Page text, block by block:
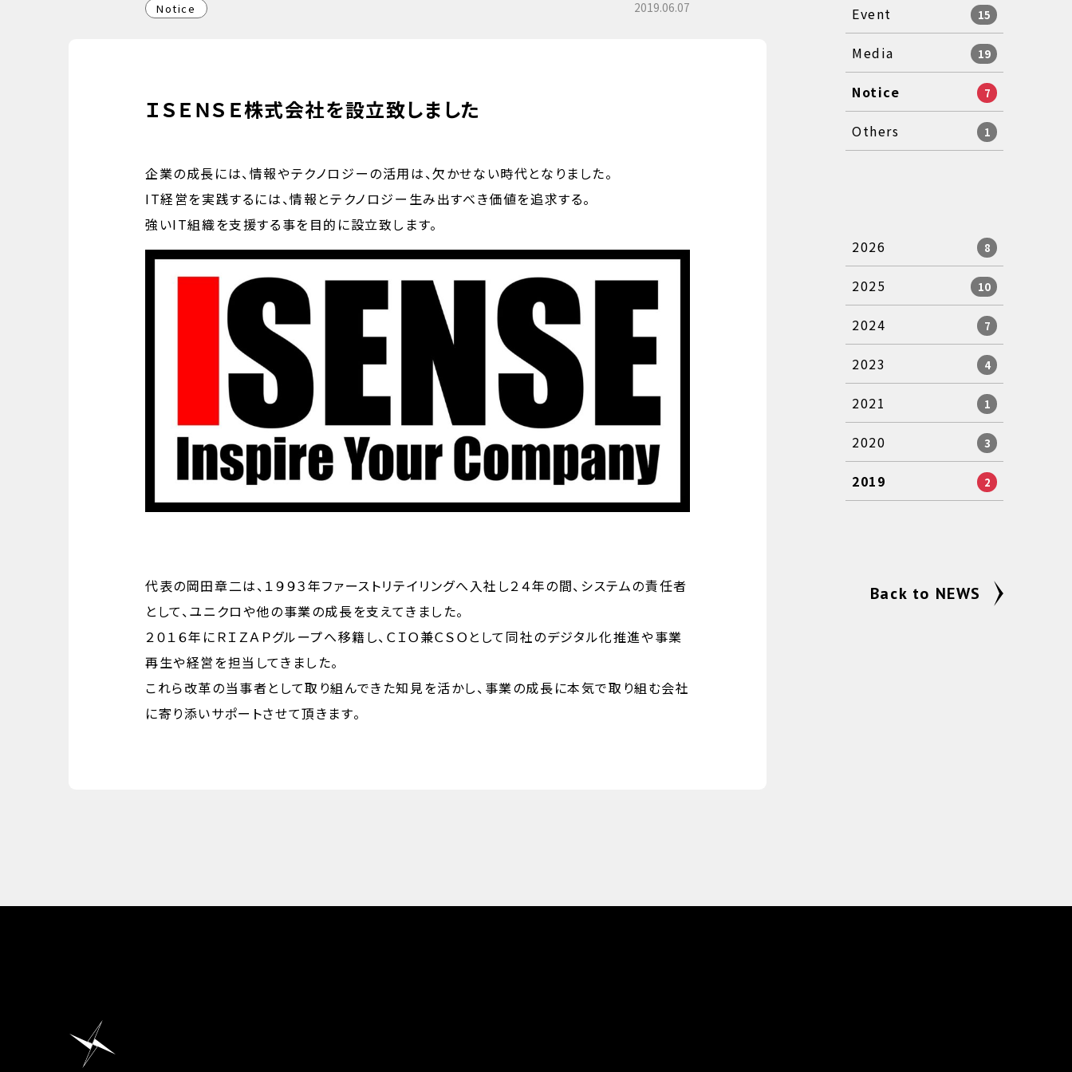
Notice 2019.06.07
ＩＳＥＮＳＥ株式会社を設立致しました
企業の成長には、情報やテクノロジーの活用は、欠かせない時代となりました。
IT経営を実践するには、情報とテクノロジー生み出すべき価値を追求する。
強いIT組織を支援する事を目的に設立致します。
代表の岡田章二は、１９９３年ファーストリテイリングへ入社し２４年の間、システムの責任者
として、ユニクロや他の事業の成長を支えてきました。
２０１６年にＲＩＺＡＰグループへ移籍し、ＣＩＯ兼ＣＳＯとして同社のデジタル化推進や事業
再生や経営を担当してきました。
これら改革の当事者として取り組んできた知見を活かし、事業の成長に本気で取り組む会社
に寄り添いサポートさせて頂きます。
Event 15
Media 19
Notice 7
Others 1
2026 8
2025 10
2024 7
2023 4
2021 1
2020 3
2019 2
Back to NEWS